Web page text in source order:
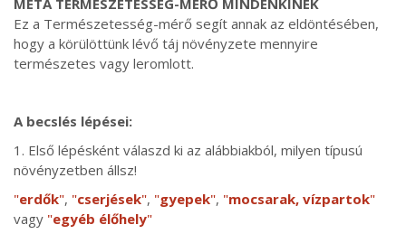
MÉTA TERMÉSZETESSÉG-MÉRŐ MINDENKINEK
Ez a Természetesség-mérő segít annak az eldöntésében,
hogy a körülöttünk lévő táj növényzete mennyire
természetes vagy leromlott.
A becslés lépései:
1. Első lépésként válaszd ki az alábbiakból, milyen típusú
növényzetben állsz!
"erdők", "cserjések", "gyepek", "mocsarak, vízpartok"
vagy "egyéb élőhely"